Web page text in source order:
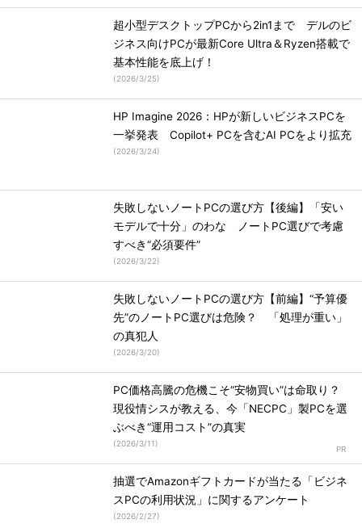
超小型デスクトップPCから2in1まで デルのビ
ジネス向けPCが最新Core Ultra＆Ryzen搭載で
基本性能を底上げ！
(2026/3/25)
HP Imagine 2026：HPが新しいビジネスPCを
一挙発表 Copilot+ PCを含むAI PCをより拡充
(2026/3/24)
失敗しないノートPCの選び方【後編】「安い
モデルで十分」のわな ノートPC選びで考慮
すべき“必須要件”
(2026/3/22)
失敗しないノートPCの選び方【前編】“予算優
先”のノートPC選びは危険？ 「処理が重い」
の真犯人
(2026/3/20)
PC価格高騰の危機こそ“安物買い”は命取り？
現役情シスが教える、今「NECPC」製PCを選
ぶべき“運用コスト”の真実
(2026/3/11)
抽選でAmazonギフトカードが当たる「ビジネ
スPCの利用状況」に関するアンケート
(2026/2/27)